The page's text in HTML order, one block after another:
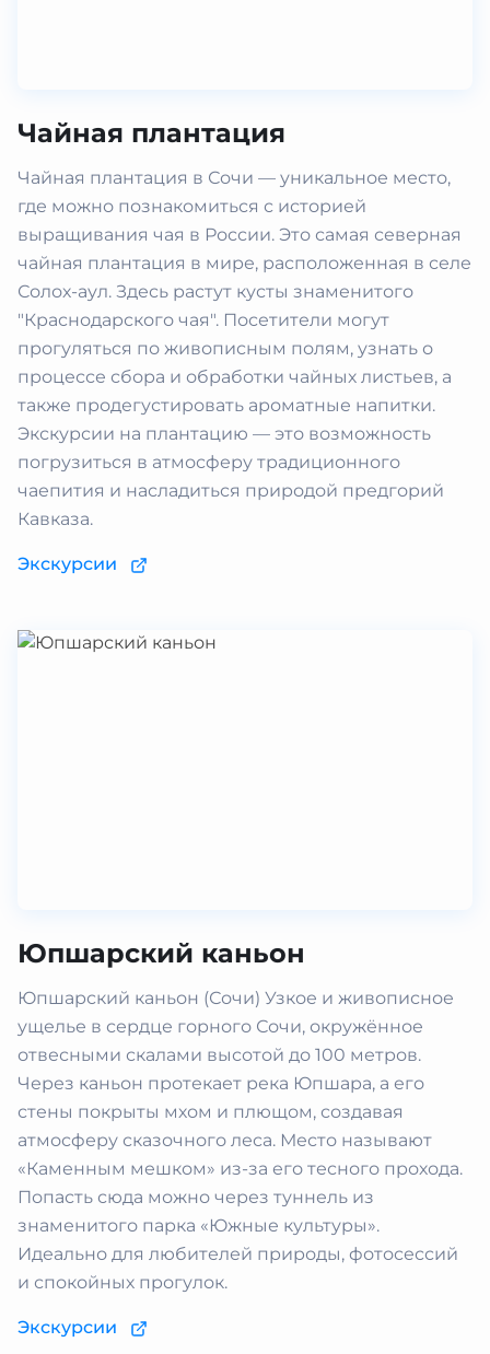
Чайная плантация
Чайная плантация в Сочи — уникальное место,
где можно познакомиться с историей
выращивания чая в России. Это самая северная
чайная плантация в мире, расположенная в селе
Солох-аул. Здесь растут кусты знаменитого
"Краснодарского чая". Посетители могут
прогуляться по живописным полям, узнать о
процессе сбора и обработки чайных листьев, а
также продегустировать ароматные напитки.
Экскурсии на плантацию — это возможность
погрузиться в атмосферу традиционного
чаепития и насладиться природой предгорий
Кавказа.
Экскурсии
Юпшарский каньон
Юпшарский каньон (Сочи) Узкое и живописное
ущелье в сердце горного Сочи, окружённое
отвесными скалами высотой до 100 метров.
Через каньон протекает река Юпшара, а его
стены покрыты мхом и плющом, создавая
атмосферу сказочного леса. Место называют
«Каменным мешком» из-за его тесного прохода.
Попасть сюда можно через туннель из
знаменитого парка «Южные культуры».
Идеально для любителей природы, фотосессий
и спокойных прогулок.
Экскурсии